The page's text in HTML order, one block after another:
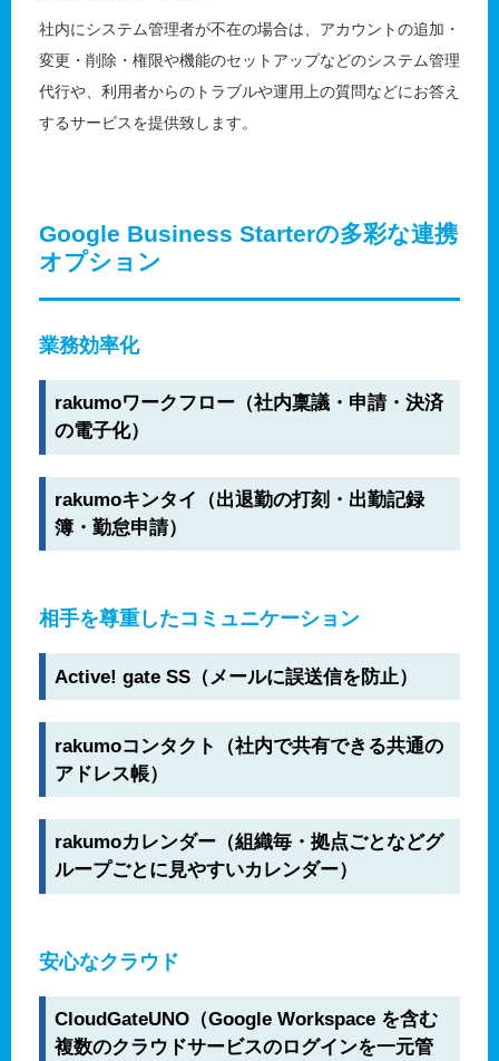
社内にシステム管理者が不在の場合は、アカウントの追加・
変更・削除・権限や機能のセットアップなどのシステム管理
代行や、利用者からのトラブルや運用上の質問などにお答え
するサービスを提供致します。
Google Business Starterの多彩な連携
オプション
業務効率化
rakumoワークフロー（社内稟議・申請・決済
の電子化）
rakumoキンタイ（出退勤の打刻・出勤記録
簿・勤怠申請）
相手を尊重したコミュニケーション
Active! gate SS（メールに誤送信を防止）
rakumoコンタクト（社内で共有できる共通の
アドレス帳）
rakumoカレンダー（組織毎・拠点ごとなどグ
ループごとに見やすいカレンダー）
安心なクラウド
CloudGateUNO（Google Workspace を含む
複数のクラウドサービスのログインを一元管